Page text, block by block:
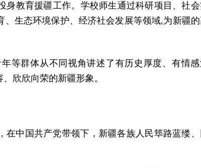
教育援疆工作。学校师生通过科研项目、社
生态环境保护、经济社会发展等领域,为新疆
等群体从不同视角讲述了有历史厚度、有情感
欣欣向荣的新疆形象。
在中国共产党带领下，新疆各族人民筚路蓝缕、